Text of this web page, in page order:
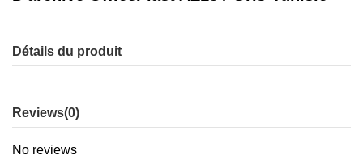
Détails du produit
Reviews(0)
No reviews